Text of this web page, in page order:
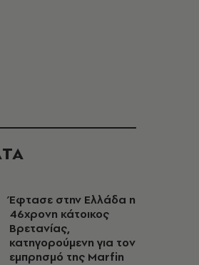
Έφτασε στην Ελλάδα η
46χρονη κάτοικος
Βρετανίας,
κατηγορούμενη για τον
εμπρησμό της Marfin